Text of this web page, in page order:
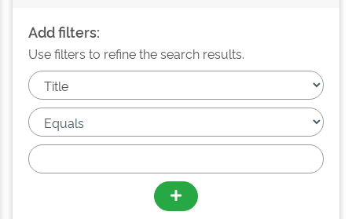
Add filters:
Use filters to refine the search results.